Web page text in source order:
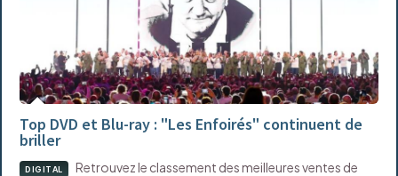
Top DVD et Blu-ray : "Les Enfoirés" continuent de
briller
DIGITAL
Retrouvez le classement des meilleures ventes de